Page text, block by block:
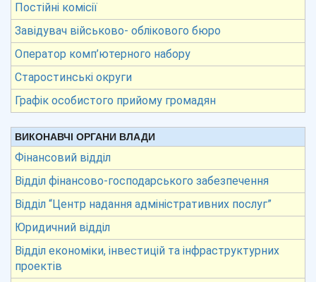
Постійні комісії
Завідувач військово- облікового бюро
Оператор комп’ютерного набору
Старостинські округи
Графік особистого прийому громадян
ВИКОНАВЧІ ОРГАНИ ВЛАДИ
Фінансовий відділ
Відділ фінансово-господарського забезпечення
Відділ “Центр надання адміністративних послуг”
Юридичний відділ
Відділ економіки, інвестицій та інфраструктурних
проектів